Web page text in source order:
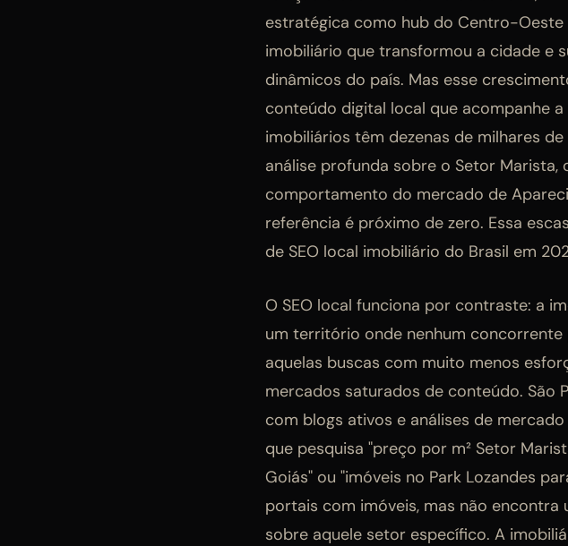
estratégica como hub do Centro-
imobiliário que transformou a cidade e
dinâmicos do país. Mas esse
conteúdo digital local que acompanhe
imobiliários têm dezenas de milhares
análise profunda sobre o Setor Marista,
comportamento do mercado de
referência é próximo de zero. Essa
de SEO local imobiliário do Brasil em
O SEO local funciona por contraste: a
um território onde nenhum
aquelas buscas com muito menos
mercados saturados de conteúdo. São
com blogs ativos e análises de
que pesquisa "preço por m² Setor
Goiás" ou "imóveis no Park Lozandes
portais com imóveis, mas não
sobre aquele setor específico. A